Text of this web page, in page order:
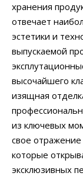
хранения
отвечает
эстетики и
выпускаемой
высочайшего
изящная
из ключевых
свое
которые
эксклюзивных